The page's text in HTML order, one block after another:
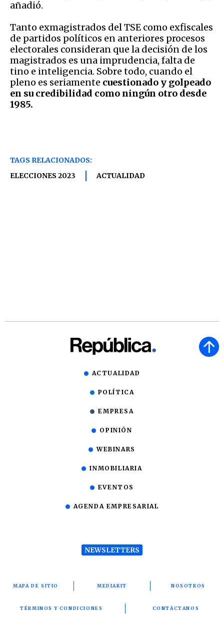
añadió.
Tanto exmagistrados del TSE como exfiscales
de partidos políticos en anteriores procesos
electorales consideran que la decisión de los
magistrados es una imprudencia, falta de
tino e inteligencia. Sobre todo, cuando el
pleno es seriamente cuestionado y golpeado
en su credibilidad como ningún otro desde
1985.
TAGS RELACIONADOS:
ELECCIONES 2023
ACTUALIDAD
ACTUALIDAD
POLÍTICA
EMPRESA
OPINIÓN
WEBINARS
INMOBILIARIA
EVENTOS
AGENDA EMPRESARIAL
NEWSLETTERS
MAPA DE SITIO MEDIAKIT NOSOTROS
TÉRMINOS Y CONDICIONES CONTÁCTANOS